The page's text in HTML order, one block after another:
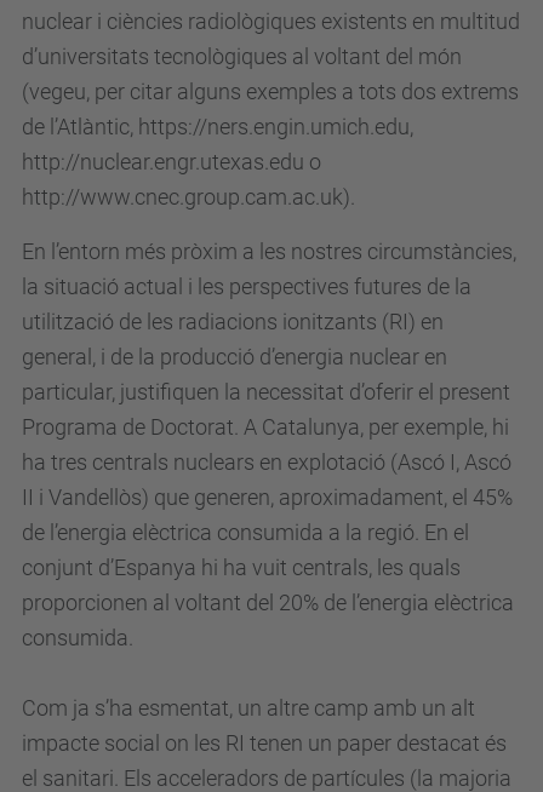
nuclear i ciències radiològiques existents en multitud
d’universitats tecnològiques al voltant del món
(vegeu, per citar alguns exemples a tots dos extrems
de l’Atlàntic, https://ners.engin.umich.edu,
http://nuclear.engr.utexas.edu o
http://www.cnec.group.cam.ac.uk).
En l’entorn més pròxim a les nostres circumstàncies,
la situació actual i les perspectives futures de la
utilització de les radiacions ionitzants (RI) en
general, i de la producció d’energia nuclear en
particular, justifiquen la necessitat d’oferir el present
Programa de Doctorat. A Catalunya, per exemple, hi
ha tres centrals nuclears en explotació (Ascó I, Ascó
II i Vandellòs) que generen, aproximadament, el 45%
de l’energia elèctrica consumida a la regió. En el
conjunt d’Espanya hi ha vuit centrals, les quals
proporcionen al voltant del 20% de l’energia elèctrica
consumida.
Com ja s’ha esmentat, un altre camp amb un alt
impacte social on les RI tenen un paper destacat és
el sanitari. Els acceleradors de partícules (la majoria